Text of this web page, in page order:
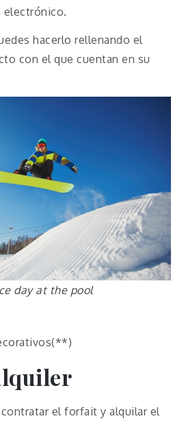
electrónico.
hacerlo rellenando el
con el que cuentan en su
day at the pool
el forfait y alquilar el